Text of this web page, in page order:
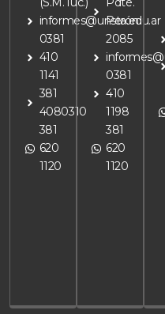
informes@unsta.edu.ar
0381
410
1141
381
4080310
381
620
1120
Perón
2085
0381
410
1198
381
620
1120